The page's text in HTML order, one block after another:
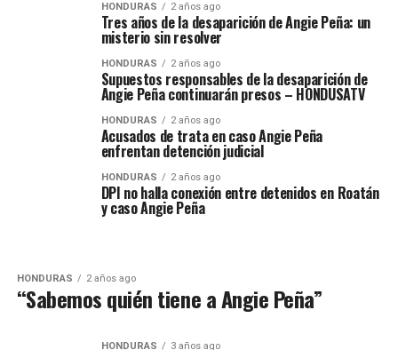
HONDURAS 2 años ago
Tres años de la desaparición de Angie Peña: un
misterio sin resolver
HONDURAS 2 años ago
Supuestos responsables de la desaparición de
Angie Peña continuarán presos – HONDUSATV
HONDURAS 2 años ago
Acusados de trata en caso Angie Peña
enfrentan detención judicial
HONDURAS 2 años ago
DPI no halla conexión entre detenidos en Roatán
y caso Angie Peña
HONDURAS 2 años ago
“Sabemos quién tiene a Angie Peña”
HONDURAS 3 años ago